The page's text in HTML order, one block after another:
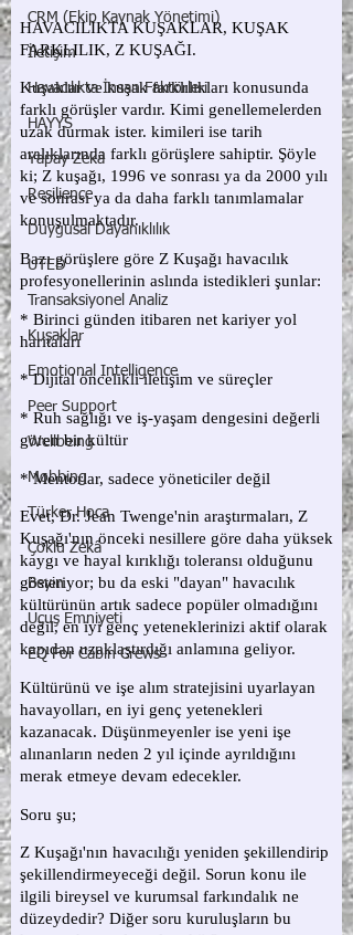
CRM (Ekip Kaynak Yönetimi)
İletişim
Havacılıkta İnsan Faktörleri
HAYYS
Yapay Zekâ
Resilience
Duygusal Dayanıklılık
UTED
Transaksiyonel Analiz
Kuşaklar
Emotional Intelligence
Peer Support
Wellbeing
Mobbing
Türker Hoca
Çoklu Zekâ
Beyin
Uçuş Emniyeti
EQ For Cabin Crews